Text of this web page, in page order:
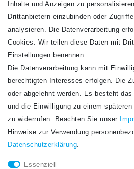
Newsletter
Honig
Hiermit bestätige ich, dass ich die
Inhalte und Anzeigen zu
Drittanbietern einzubinden oder
analysieren. Die Datenverarbeitung
Cookies. Wir teilen diese Daten mit
Einstellungen benennen.
Die Datenverarbeitung kann mit
berechtigten Interesses erfolgen. Die
oder abgelehnt werden. Es besteht
und die Einwilligung zu einem
zu widerrufen. Beachten Sie unser
Hinweise zur Verwendung
Daten­schutz­erklärung.
Essenziell